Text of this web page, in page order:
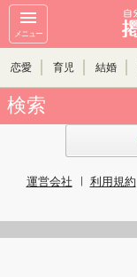
メニュー
恋愛 育児 結婚
検索
運営会社 利用規約